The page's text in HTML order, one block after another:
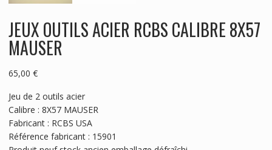
JEUX OUTILS ACIER RCBS CALIBRE 8X57
MAUSER
65,00 €
Jeu de 2 outils acier
Calibre : 8X57 MAUSER
Fabricant : RCBS USA
Référence fabricant : 15901